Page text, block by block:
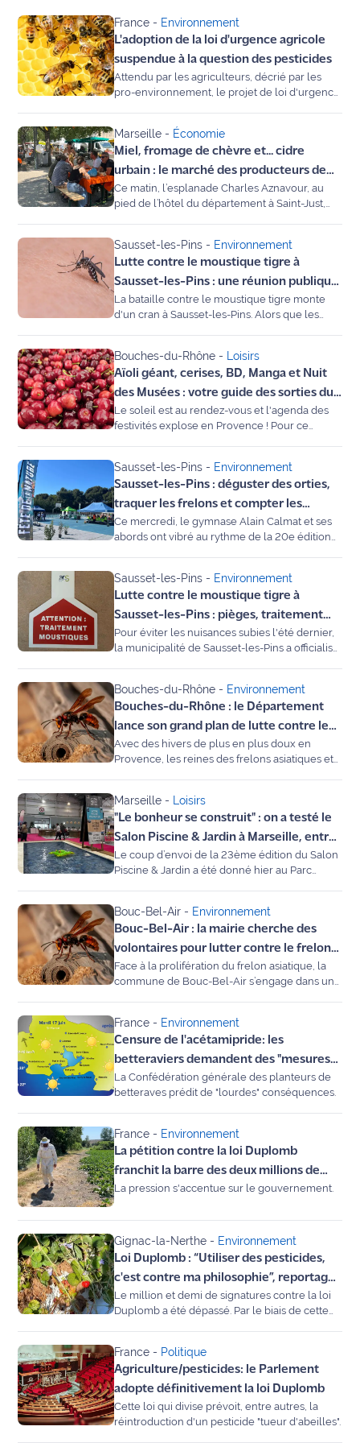
Agenda
Faits
divers
Sports
Société
Culture
Économie
Éducation
Emploi
Environnement
Info
route
Justice
Loisirs
Météo
Politique
Social
Transport
National
International
Défense
Municipales
2026
Contenus
L'invité(e)
de la
rédaction
coeur
Maritima
Fil
rouge
L'anecdote
de Jeff
C'est
club
Les
Coachs
Maritima
plan
sortie
Nous
France - Environnement
L'adoption de la loi d'urgence agricole
suspendue à la question des pesticides
Attendu par les agriculteurs, décrié par les
pro-environnement, le projet de loi d'urgence
pesticides rend son adoption incertaine, et
Matignon tente de jauger les troupes avant le
vote.
Marseille - Économie
Miel, fromage de chèvre et... cidre
urbain : le marché des producteurs de
Saint-Just a fêté l’été à Marseille
Ce matin, l’esplanade Charles Aznavour, au
pied de l’hôtel du département à Saint-Just,
cigales, notre reporter Michel Montagne a
rencontré ces producteurs passionnés qui font
vivre le terroir des Bouches-du-Rhône. Entre
innovations pour contrer la canicule et
reconversions insolites, récit d’une matinée
Sausset-les-Pins - Environnement
Lutte contre le moustique tigre à
Sausset-les-Pins : une réunion publique
ce 28 mai
La bataille contre le moustique tigre monte
d'un cran à Sausset-les-Pins. Alors que les
larves, la municipalité organise une réunion
publique ce jeudi 28 mai 2026. L'objectif :
mobiliser les habitants autour du plan de lutte
engagé avec l'expert Rentokil. Car si la ville
traite les espaces publics, 80 % de la lutte se
Bouches-du-Rhône -
Loisirs
Aïoli géant, cerises, BD, Manga et Nuit
des Musées : votre guide des sorties du
week-end de Pentecôte en Provence
Le soleil est au rendez-vous et l'agenda des
festivités explose en Provence ! Pour ce
proposent un cocktail d'animations gratuites :
des traditions de la Crau à la magie d'Istres, en
passant par la Nuit des Musées. Maritima a
sélectionné pour vous quelques rendez-vous
incontournables près de chez vous.
Sausset-les-Pins - Environnement
Sausset-les-Pins : déguster des orties,
traquer les frelons et compter les
papillons... On a fêté la nature sur la Côte
Bleue
Ce mercredi, le gymnase Alain Calmat et ses
abords ont vibré au rythme de la 20e édition
pris une résonance toute particulière. Entre
ateliers sur la biodiversité, lutte contre les
espèces invasives et gastronomie sauvage,
notre reporter Michel Montagne a pris le pouls
de cette journée sous le signe du "vert et du
Sausset-les-Pins - Environnement
Lutte contre le moustique tigre à
Sausset-les-Pins : pièges, traitement
bio et réunion publique, le plan
d'attaque est lancé !
Pour éviter les nuisances subies l'été dernier,
la municipalité de Sausset-les-Pins a officialisé
méthode de traitement 100 % biologique et un
appel à la mobilisation des habitants, la
commune déploie un dispositif d'envergure.
Maritima vous détaille le calendrier des
interventions et les rendez-vous à venir.
Bouches-du-Rhône - Environnement
Bouches-du-Rhône : le Département
lance son grand plan de lutte contre le
frelon, le piégeage commence
maintenant
Avec des hivers de plus en plus doux en
Provence, les reines des frelons asiatiques et
engendrer jusqu'à 13 000 ouvrières en une
saison. Pour protéger nos abeilles et la
sécurité des Provençaux, le Département des
Bouches-du-Rhône lance son plan de
piégeage printanier et propose des aides
Marseille -
Loisirs
"Le bonheur se construit" : on a testé le
Salon Piscine & Jardin à Marseille, entre
bassins écolos et jardins suspendus
Le coup d’envoi de la 23ème édition du Salon
Piscine & Jardin a été donné hier au Parc
immergée dans les allées du salon pour
dénicher les tendances 2026. De la mini-
piscine connectée d'Istres aux oliviers
millénaires, immersion dans le futur de vos
extérieurs.
Bouc-Bel-Air - Environnement
Bouc-Bel-Air : la mairie cherche des
volontaires pour lutter contre le frelon
asiatique
Face à la prolifération du frelon asiatique, la
commune de Bouc-Bel-Air s’engage dans une
volontaires pour participer à cette action de
protection des abeilles et de la biodiversité,
prévue dès le mois de février.
France - Environnement
Censure de l'acétamipride: les
betteraviers demandent des "mesures
de sauvegarde"
La Confédération générale des planteurs de
betteraves prédit de "lourdes" conséquences.
France - Environnement
La pétition contre la loi Duplomb
franchit la barre des deux millions de
signatures
La pression s'accentue sur le gouvernement.
Gignac-la-Nerthe - Environnement
Loi Duplomb : “Utiliser des pesticides,
c'est contre ma philosophie”, reportage
dans une ferme Bio
Le million et demi de signatures contre la loi
Duplomb a été dépassé. Par le biais de cette
plusieurs pesticides et insecticides de la
famille des néonicotinoïdes, la facilitation des
ouvrages de stockage de l’eau, comme les
mégabassines, ou encore l’assouplissement
des règles en matière d’élevage intensif.
France - Politique
Agriculture/pesticides: le Parlement
adopte définitivement la loi Duplomb
Cette loi qui divise prévoit, entre autres, la
réintroduction d'un pesticide "tueur d'abeilles".